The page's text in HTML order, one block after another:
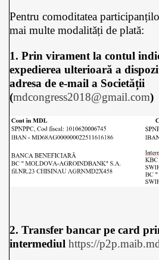
Pentru comoditatea
mai multe modalități de plată:
1. Prin virament la contul
expedierea ulterioară a
adresa de e-mail a Societății
(mdcongress2018@gmail.com)
2. Transfer bancar pe card
intermediul https://